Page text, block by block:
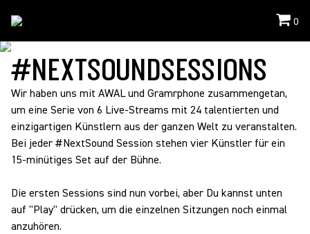
0
#NEXTSOUNDSESSIONS
Wir haben uns mit AWAL und Gramrphone zusammengetan,
um eine Serie von 6 Live-Streams mit 24 talentierten und
einzigartigen Künstlern aus der ganzen Welt zu veranstalten.
Bei jeder #NextSound Session stehen vier Künstler für ein
15-minütiges Set auf der Bühne.
Die ersten Sessions sind nun vorbei, aber Du kannst unten
auf "Play" drücken, um die einzelnen Sitzungen noch einmal
anzuhören.